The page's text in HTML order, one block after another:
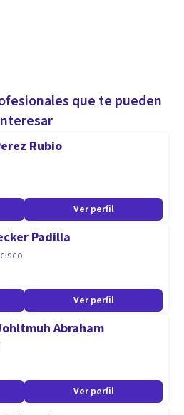
que te pueden
Rubio
Ver perfil
Padilla
Ver perfil
Abraham
Ver perfil